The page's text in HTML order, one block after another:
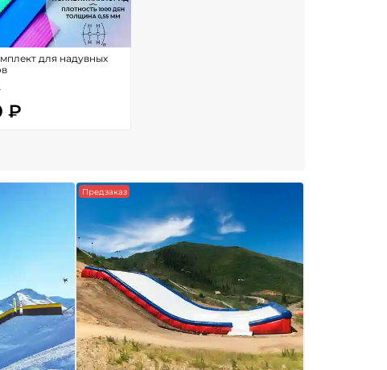
для надувных
₽
Предзаказ